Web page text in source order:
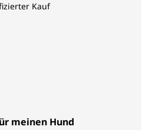
von 5 von 5 Sternen
Kauf
meinen Hund